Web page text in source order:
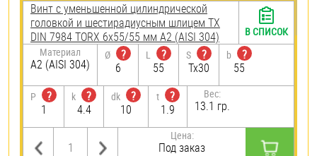
Винт с уменьшенной цилиндрической
головкой и шестирадиусным шлицем TX
DIN 7984 TORX 6х55/55 мм А2 (AISI 304)
Материал
А2 (AISI 304)
Ø
?
6
L
?
55
S
?
Tx30
b
?
55
P
?
1
k
?
4.4
dk
?
10
t
?
1.9
Вес:
13.1 гр.
Цена:
Под заказ
В СПИСОК